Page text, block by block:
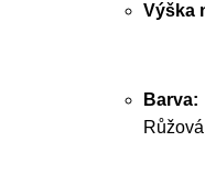
Výška
Barva: